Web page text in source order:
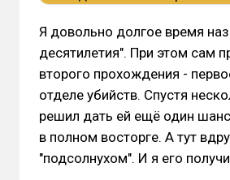
Я довольно долгое время
десятилетия". При этом сам
второго прохождения -
отделе убийств. Спустя
решил дать ей ещё один
в полном восторге. А тут
"подсолнухом". И я его